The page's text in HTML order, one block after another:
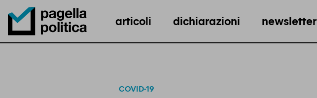
Pagella Politica Logo
articoli dichiarazioni newsletter
COVID-19